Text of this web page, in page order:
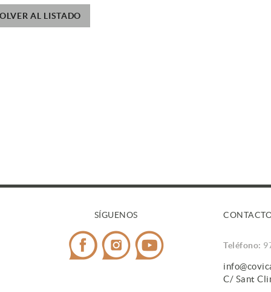
AL LISTADO
SÍGUENOS
Teléfono:
C/ Sant